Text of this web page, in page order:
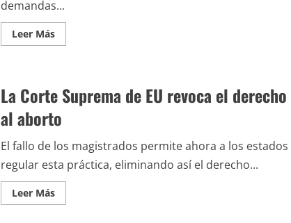
demandas...
Leer MásLeer
más
de
Ecuador
fin
a
protestas
La Corte Suprema de EU revoca el derecho
al aborto
El fallo de los magistrados permite ahora a los estados
regular esta práctica, eliminando así el derecho...
Leer MásLeer
más